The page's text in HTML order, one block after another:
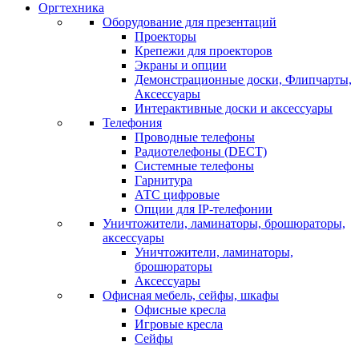
Оргтехника
Оборудование для презентаций
Проекторы
Крепежи для проекторов
Экраны и опции
Демонстрационные доски, Флипчарты,
Аксессуары
Интерактивные доски и аксессуары
Телефония
Проводные телефоны
Радиотелефоны (DECT)
Системные телефоны
Гарнитура
АТС цифровые
Опции для IP-телефонии
Уничтожители, ламинаторы, брошюраторы,
аксессуары
Уничтожители, ламинаторы,
брошюраторы
Аксессуары
Офисная мебель, сейфы, шкафы
Офисные кресла
Игровые кресла
Сейфы